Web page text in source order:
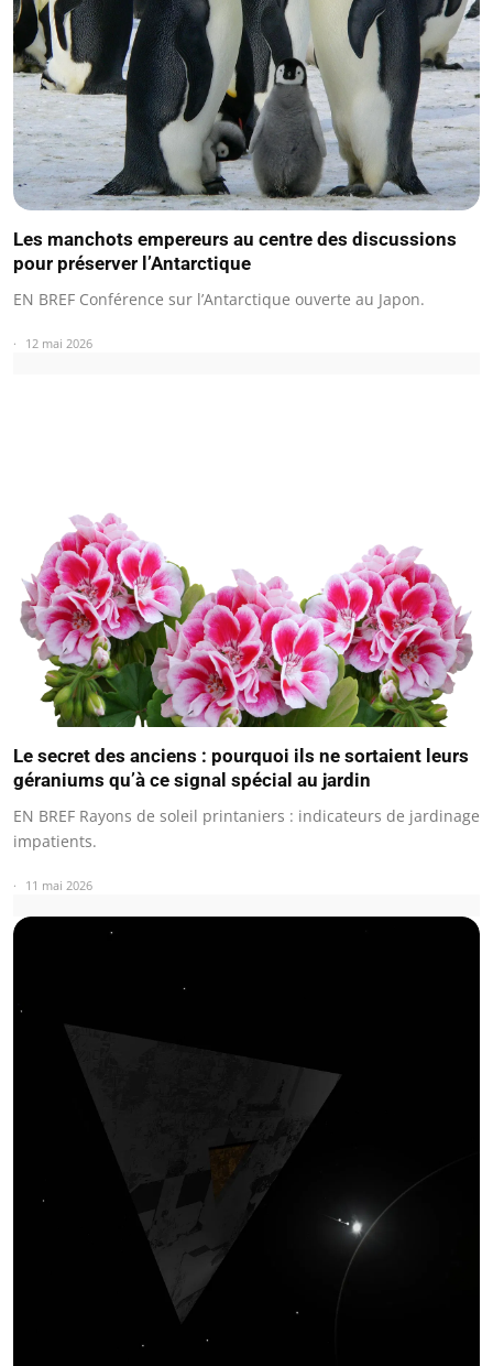
Les manchots empereurs au centre des discussions
pour préserver l’Antarctique
EN BREF Conférence sur l’Antarctique ouverte au Japon.
12 mai 2026
Le secret des anciens : pourquoi ils ne sortaient leurs
géraniums qu’à ce signal spécial au jardin
EN BREF Rayons de soleil printaniers : indicateurs de jardinage
impatients.
11 mai 2026